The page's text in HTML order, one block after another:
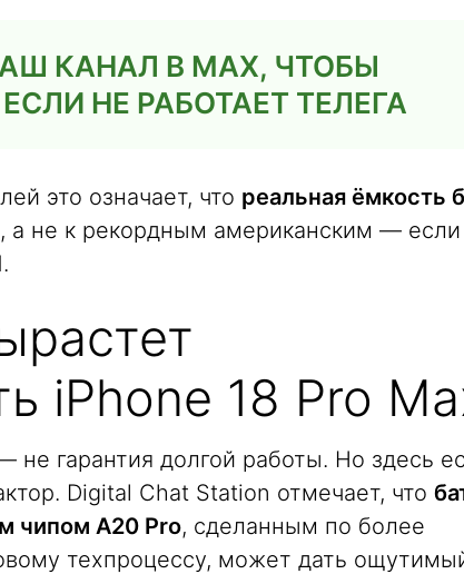
КАНАЛ В MAX, ЧТОБЫ
НЕ РАБОТАЕТ ТЕЛЕГА
это означает, что реальная ёмкость
, а не к рекордным американским — если
iPhone 18 Pro
гарантия долгой работы. Но здесь
Digital Chat Station отмечает, что
чипом A20 Pro, сделанным по более
техпроцессу, может дать